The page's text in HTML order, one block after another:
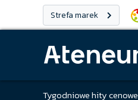
Strefa marek
Tygodniowe hity cenowe